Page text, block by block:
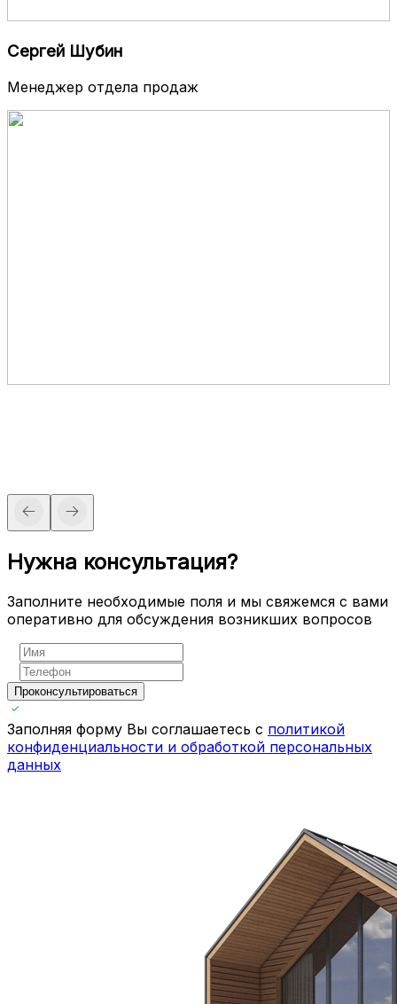
Сергей Шубин
Менеджер отдела продаж
Нужна консультация?
Заполните необходимые поля и мы свяжемся с вами
оперативно для обсуждения возникших вопросов
Проконсультироваться
Заполняя форму Вы соглашаетесь с политикой
конфиденциальности и обработкой персональных
данных